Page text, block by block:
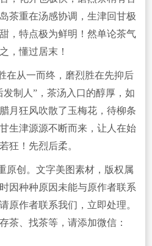
茶重在汤感协调，生津回甘极
，特点极为鲜明！然单论茶气
，懂过居末！
在从一而终，磨烈胜在先抑后
制人”，茶汤入口的醇厚，如
月狂风吹散了玉梅花，待柳条
生津源源不断而来，让人在始
狂！先烈后柔。
原创。文字美图素材，版权属
因种种原因未能与原作者联系
原作者联系我们，立即处理。
茶、找茶等，请添加微信：